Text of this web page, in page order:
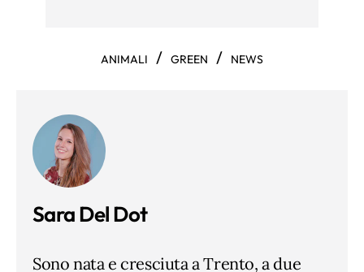
ANIMALI / GREEN / NEWS
Sara Del Dot
Sono nata e cresciuta a Trento, a due